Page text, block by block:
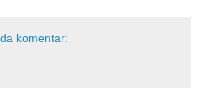
komentar: